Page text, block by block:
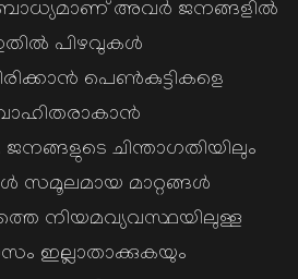
അവർ ജനങ്ങളിൽ
പിഴവുകൾ
പെൺകുട്ടികളെ
ജനങ്ങളുടെ ചിന്താഗതിയിലും
സമൂലമായ മാറ്റങ്ങൾ
നിയമവ്യവസ്ഥയിലുള്ള
ഇല്ലാതാക്കുകയും